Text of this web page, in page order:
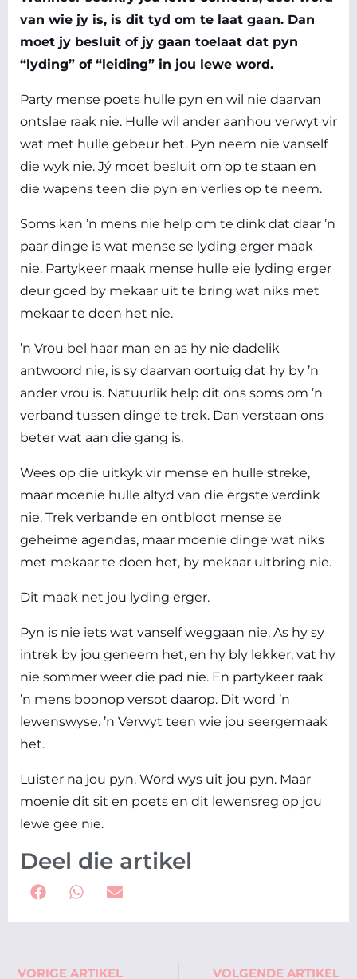
van wie jy is, is dit tyd om te laat gaan. Dan
moet jy besluit of jy gaan toelaat dat pyn
“lyding” of “leiding” in jou lewe word.
Party mense poets hulle pyn en wil nie daarvan
ontslae raak nie. Hulle wil ander aanhou verwyt vir
wat met hulle gebeur het. Pyn neem nie vanself
die wyk nie. Jý moet besluit om op te staan en
die wapens teen die pyn en verlies op te neem.
Soms kan ’n mens nie help om te dink dat daar ’n
paar dinge is wat mense se lyding erger maak
nie. Partykeer maak mense hulle eie lyding erger
deur goed by mekaar uit te bring wat niks met
mekaar te doen het nie.
’n Vrou bel haar man en as hy nie dadelik
antwoord nie, is sy daarvan oortuig dat hy by ’n
ander vrou is. Natuurlik help dit ons soms om ’n
verband tussen dinge te trek. Dan verstaan ons
beter wat aan die gang is.
Wees op die uitkyk vir mense en hulle streke,
maar moenie hulle altyd van die ergste verdink
nie. Trek verbande en ontbloot mense se
geheime agendas, maar moenie dinge wat niks
met mekaar te doen het, by mekaar uitbring nie.
Dit maak net jou lyding erger.
Pyn is nie iets wat vanself weggaan nie. As hy sy
intrek by jou geneem het, en hy bly lekker, vat hy
nie sommer weer die pad nie. En partykeer raak
’n mens boonop versot daarop. Dit word ’n
lewenswyse. ’n Verwyt teen wie jou seergemaak
het.
Luister na jou pyn. Word wys uit jou pyn. Maar
moenie dit sit en poets en dit lewensreg op jou
lewe gee nie.
Deel die artikel
Prev
VORIGE ARTIKEL VOLGENDE ARTIKEL